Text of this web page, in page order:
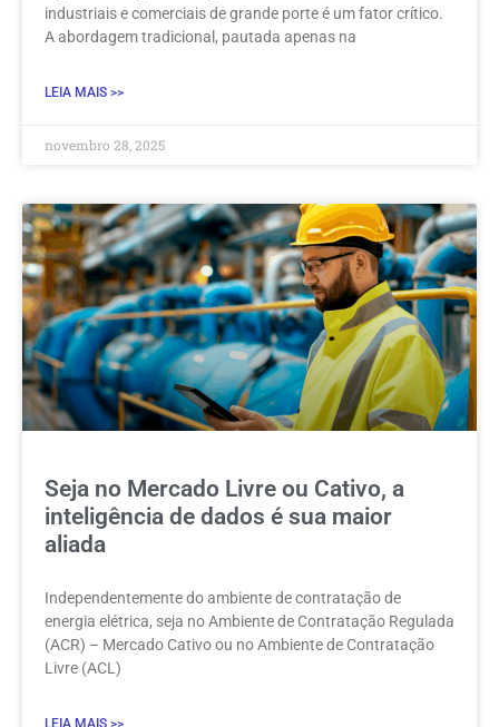
industriais e comerciais de grande porte é um fator crítico.
A abordagem tradicional, pautada apenas na
LEIA MAIS >>
novembro 28, 2025
Seja no Mercado Livre ou Cativo, a
inteligência de dados é sua maior
aliada
Independentemente do ambiente de contratação de
energia elétrica, seja no Ambiente de Contratação Regulada
(ACR) – Mercado Cativo ou no Ambiente de Contratação
Livre (ACL)
LEIA MAIS >>